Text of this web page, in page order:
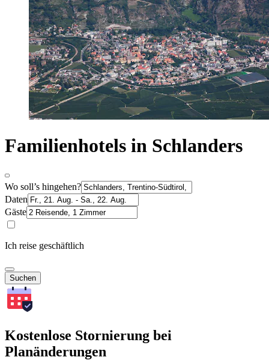
Familienhotels in Schlanders
Wo soll’s hingehen?
Daten
Gäste
Ich reise geschäftlich
Suchen
Kostenlose Stornierung bei
Planänderungen